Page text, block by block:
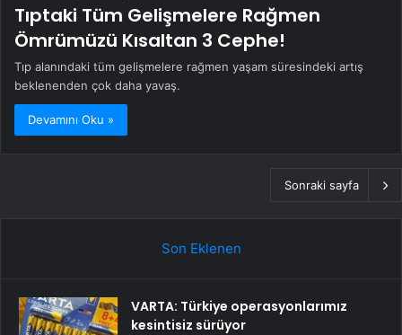
Tıptaki Tüm Gelişmelere Rağmen
Ömrümüzü Kısaltan 3 Cephe!
Tıp alanındaki tüm gelişmelere rağmen yaşam süresindeki artış
beklenenden çok daha yavaş.
Devamını Oku »
Sonraki sayfa
Son Eklenen
VARTA: Türkiye operasyonlarımız
kesintisiz sürüyor